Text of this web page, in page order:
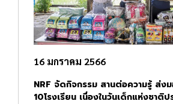
16 มกราคม 2566
NRF จัดกิจกรรม สานต่อความรู้ ส่ง
10โรงเรียน เนื่องในวันเด็กแห่งชาติ